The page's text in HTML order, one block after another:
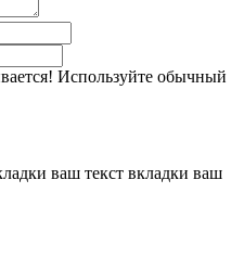
Используйте обычный
ваш текст вкладки ваш